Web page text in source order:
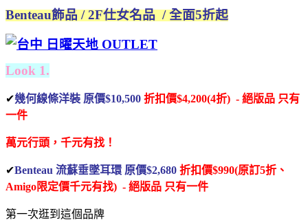
Benteau飾品 / 2F仕女名品 / 全面5折起
Look 1.
✔幾何線條洋裝 原價$10,500 折扣價$4,200(4折) - 絕版品 只有
一件
萬元行頭，千元有找！
✔Benteau 流蘇垂墜耳環 原價$2,680 折扣價$990(原訂5折、
Amigo限定價千元有找) - 絕版品 只有一件
第一次逛到這個品牌